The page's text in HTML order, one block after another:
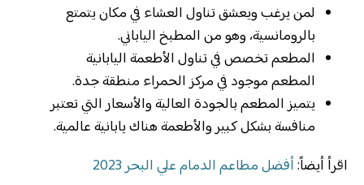
لمن يرغب ويعشق تناول العشاء في مكان يتمتع
بالرومانسية، وهو من المطبخ الياباني.
المطعم تخصص في تناول الأطعمة اليابانية
المطعم موجود في مركز الحمراء منطقة جدة.
يتميز المطعم بالجودة العالية والأسعار التي تعتبر
منافسة بشكل كبير والأطعمة هناك يابانية عالمية.
اقرأ أيضاً:أفضل مطاعم الدمام علي البحر 2023